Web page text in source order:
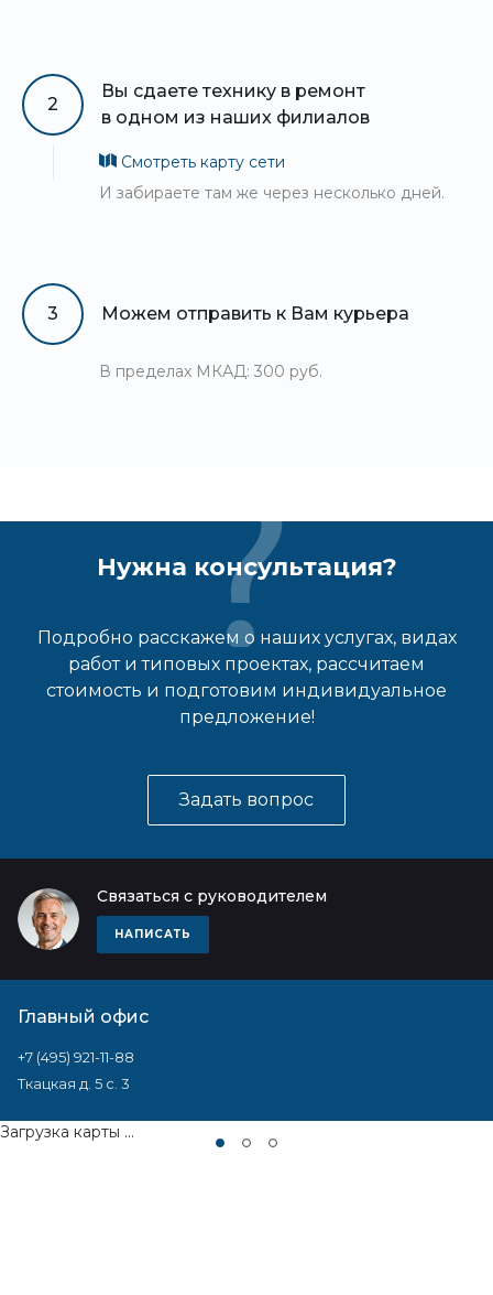
2
Вы сдаете технику в ремонт
в одном из наших филиалов
Смотреть карту сети
И забираете там же через несколько дней.
3 Можем отправить к Вам курьера
В пределах МКАД: 300 руб.
Нужна консультация?
Подробно расскажем о наших услугах, видах
работ и типовых проектах, рассчитаем
стоимость и подготовим индивидуальное
предложение!
Задать вопрос
Связаться с руководителем
НАПИСАТЬ
Главный офис
+7 (495) 921-11-88
Ткацкая д. 5 с. 3
Загрузка карты ...